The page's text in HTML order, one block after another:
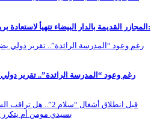
المجازر القديمة بالدار البيضاء تتهيأ لاستعادة بريقها بمشروع تأهيل ضخم:
رغم وعود “المدرسة الرائدة”.. تقرير